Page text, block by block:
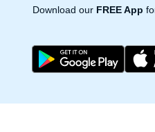
Download our FREE App